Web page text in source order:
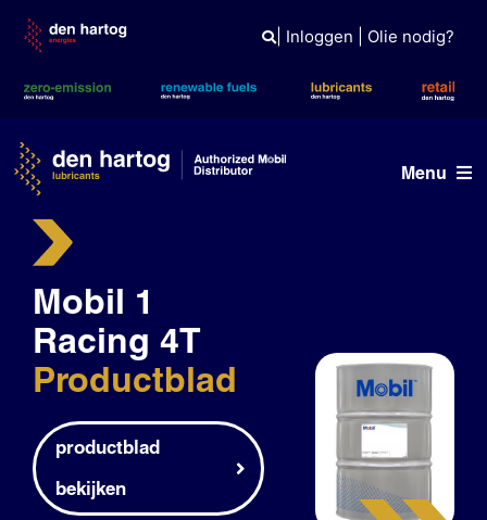
content
| Inloggen Olie nodig?
Menu
Branches
Kennisbank
Mobil 1
Racing 4T
Productblad
productblad
bekijken